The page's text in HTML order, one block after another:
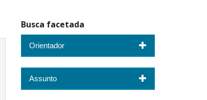
Busca facetada
Orientador
Assunto